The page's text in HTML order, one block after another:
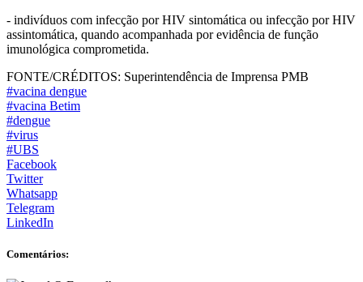
- indivíduos com infecção por HIV sintomática ou infecção por HIV
assintomática, quando acompanhada por evidência de função
imunológica comprometida.
FONTE/CRÉDITOS: Superintendência de Imprensa PMB
#vacina dengue
#vacina Betim
#dengue
#virus
#UBS
Facebook
Twitter
Whatsapp
Telegram
LinkedIn
Comentários: